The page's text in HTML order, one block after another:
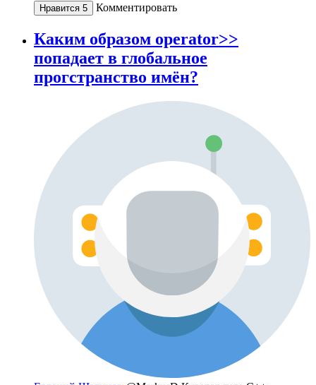
Нравится 5 Комментировать
Каким образом operator>>
попадает в глобальное
прогстранство имён?